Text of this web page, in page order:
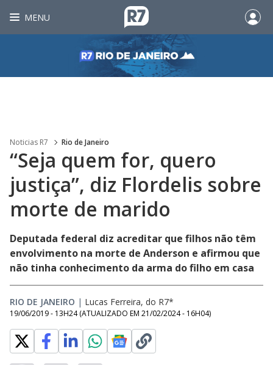
MENU
Noticias R7 Rio de Janeiro
“Seja quem for, quero
justiça”, diz Flordelis sobre
morte de marido
Deputada federal diz acreditar que filhos não têm
envolvimento na morte de Anderson e afirmou que
não tinha conhecimento da arma do filho em casa
RIO DE JANEIRO | Lucas Ferreira, do R7*
19/06/2019 - 13H24 (ATUALIZADO EM 21/02/2024 - 16H04)